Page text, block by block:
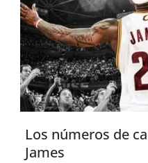
Los números de
James